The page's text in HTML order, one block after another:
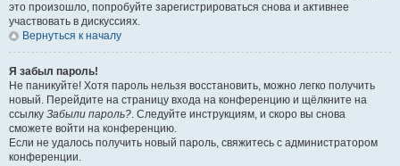
это произошло, попробуйте зарегистрироваться снова и активнее
участвовать в дискуссиях.
Вернуться к началу
Я забыл пароль!
Не паникуйте! Хотя пароль нельзя восстановить, можно легко получить
новый. Перейдите на страницу входа на конференцию и щёлкните на
ссылку Забыли пароль?. Следуйте инструкциям, и скоро вы снова
сможете войти на конференцию.
Если не удалось получить новый пароль, свяжитесь с администратором
конференции.